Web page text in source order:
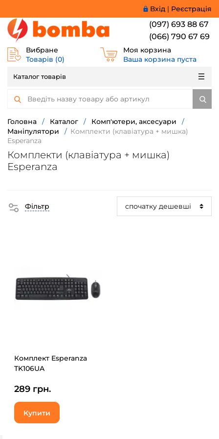
Вхід | Реєстрація
(097) 693 88 67
(066) 790 67 69
Вибране
Товарів (0)
Моя корзина
Ваша корзина пуста
Каталог товарів
Головна / Каталог / Комп'ютери, аксесуари
/
Маніпулятори
/ Комплекти (клавіатура + мишка)
Esperanza
Комплекти (клавіатура + мишка)
Esperanza
Фільтр
Комплект Esperanza
TK106UA
289 грн.
Купити